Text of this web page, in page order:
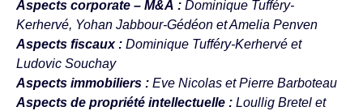
Aspects corporate – M&A : Dominique Tufféry-
Kerhervé, Yohan Jabbour-Gédéon et Amelia Penven
Aspects fiscaux : Dominique Tufféry-Kerhervé et
Ludovic Souchay
Aspects immobiliers : Eve Nicolas et Pierre Barboteau
Aspects de propriété intellectuelle : Loullig Bretel et